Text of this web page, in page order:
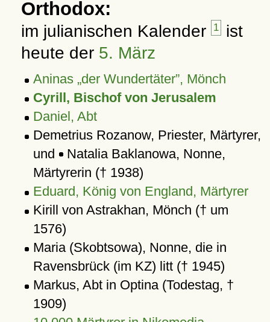
Orthodox:
im julianischen Kalender 1 ist
heute der 5. März
Aninas der Wundertäter , Mönch
Cyrill, Bischof von Jerusalem
Daniel, Abt
Demetrius Rozanow, Priester, Märtyrer,
und Natalia Baklanowa, Nonne,
Märtyrerin († 1938)
Eduard, König von England, Märtyrer
Kirill von Astrakhan, Mönch († um
1576)
Maria (Skobtsowa), Nonne, die in
Ravensbrück (im KZ) litt († 1945)
Markus, Abt in Optina (Todestag, †
1909)